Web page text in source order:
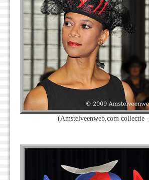
(Amstelveenweb.com collectie